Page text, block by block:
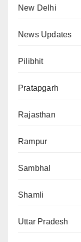
New Delhi
News Updates
Pilibhit
Pratapgarh
Rajasthan
Rampur
Sambhal
Shamli
Uttar Pradesh